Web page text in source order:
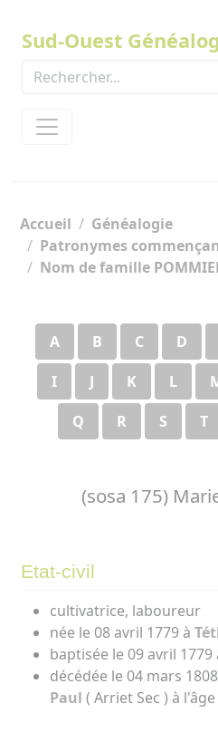
Sud-Ouest
Accueil
Généalogie
Patronymes
Nom de famille
A B C D
I
J K L
Q
R S T
(sosa 175)
Etat-civil
cultivatrice, laboureur
née le 08 avril 1779 à
baptisée le 09 avril 1779
décédée le 04 mars
Paul ( Arriet Sec ) à